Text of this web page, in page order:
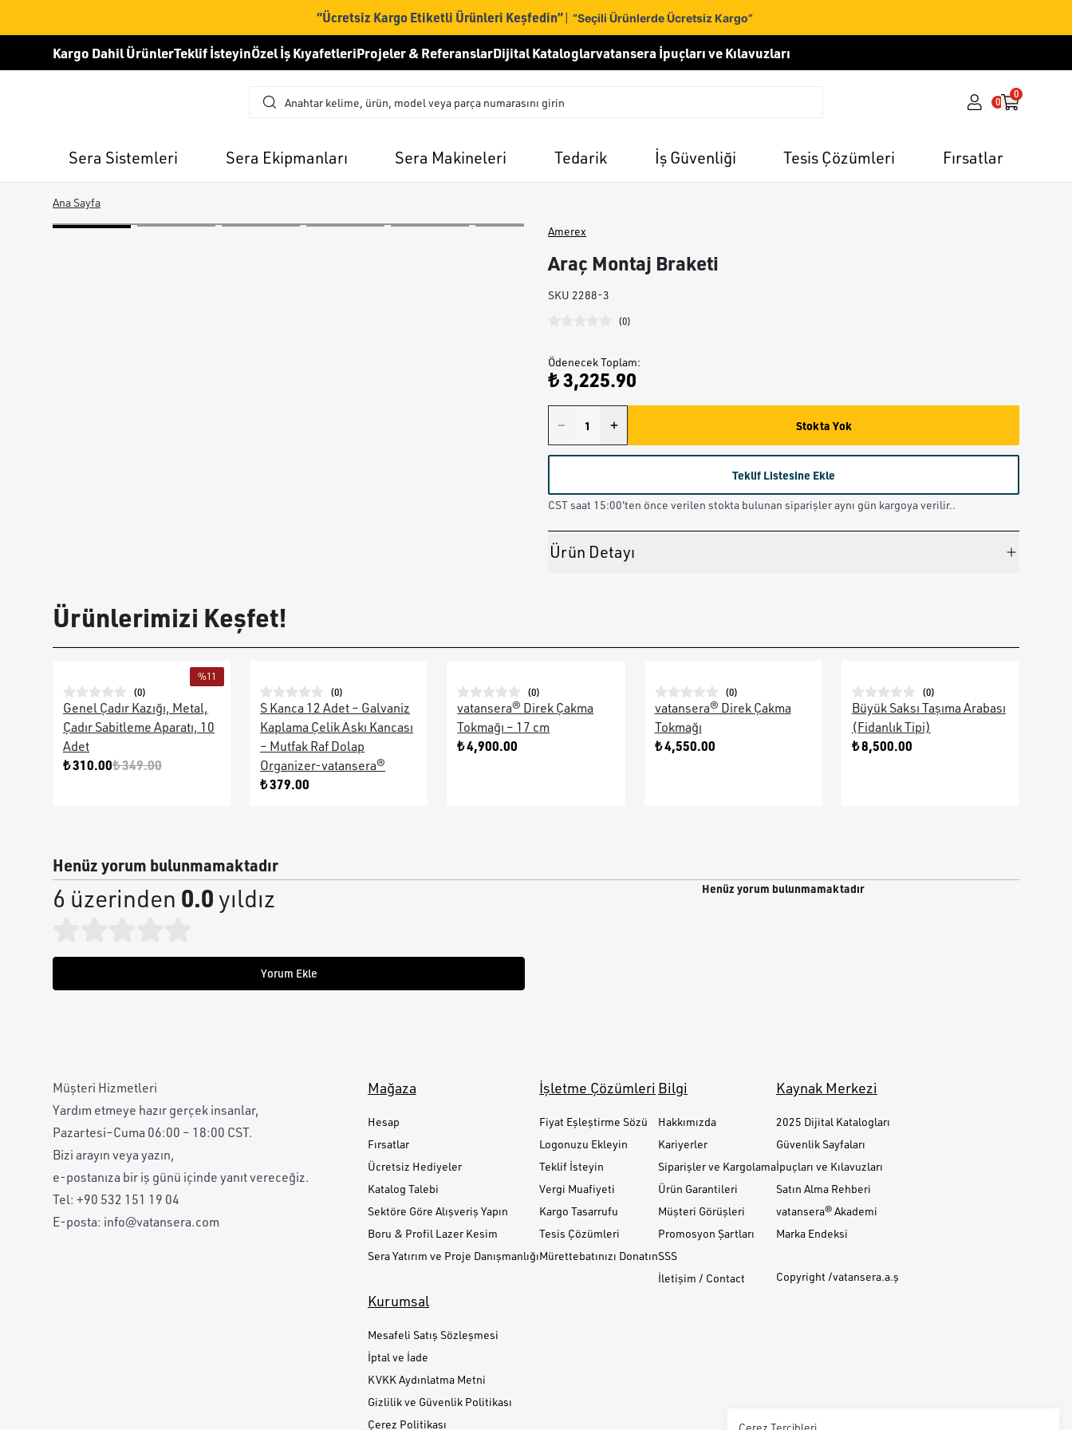
Çerez Tercihleri
“Ücretsiz Kargo Etiketli Ürünleri Keşfedin”| “Seçili Ürünlerde Ücretsiz Kargo”
Kargo Dahil ÜrünlerTeklif İsteyinÖzel İş KıyafetleriProjeler & ReferanslarDijital Kataloglarvatansera İpuçları ve Kılavuzları
0
0
Sera Sistemleri Sera Ekipmanları Sera Makineleri Tedarik İş Güvenliği Tesis Çözümleri Fırsatlar
Ana Sayfa
Amerex
Araç Montaj Braketi
SKU 2288-3
(0)
Ödenecek Toplam:
₺ 3,225.90
Stokta Yok
Teklif Listesine Ekle
CST saat 15:00'ten önce verilen stokta bulunan siparişler aynı gün kargoya verilir..
Ürün Detayı
Ürünlerimizi Keşfet!
%11
(0)
Genel Çadır Kazığı, Metal,
Çadır Sabitleme Aparatı, 10
Adet
₺ 310.00₺ 349.00
(0)
S Kanca 12 Adet – Galvaniz
Kaplama Çelik Askı Kancası
– Mutfak Raf Dolap
Organizer-vatansera®
₺ 379.00
(0)
vatansera® Direk Çakma
Tokmağı – 17 cm
₺ 4,900.00
(0)
vatansera® Direk Çakma
Tokmağı
₺ 4,550.00
(0)
Büyük Saksı Taşıma Arabası
(Fidanlık Tipi)
₺ 8,500.00
Henüz yorum bulunmamaktadır
6 üzerinden 0.0yıldız
Yorum Ekle
Henüz yorum bulunmamaktadır
Müşteri Hizmetleri
Yardım etmeye hazır gerçek insanlar,
Pazartesi–Cuma 06:00 – 18:00 CST.
Bizi arayın veya yazın,
e-postanıza bir iş günü içinde yanıt vereceğiz.
Tel: +90 532 151 19 04
E-posta: info@vatansera.com
Mağaza
Hesap
Fırsatlar
Ücretsiz Hediyeler
Katalog Talebi
Sektöre Göre Alışveriş Yapın
Boru & Profil Lazer Kesim
Sera Yatırım ve Proje Danışmanlığı
İşletme Çözümleri
Fiyat Eşleştirme Sözü
Logonuzu Ekleyin
Teklif İsteyin
Vergi Muafiyeti
Kargo Tasarrufu
Tesis Çözümleri
Mürettebatınızı Donatın
Bilgi
Hakkımızda
Kariyerler
Siparişler ve Kargolama
Ürün Garantileri
Müşteri Görüşleri
Promosyon Şartları
SSS
İletişim / Contact
Kaynak Merkezi
2025 Dijital Katalogları
Güvenlik Sayfaları
İpuçları ve Kılavuzları
Satın Alma Rehberi
vatansera® Akademi
Marka Endeksi
Copyright /vatansera.a.ş
Kurumsal
Mesafeli Satış Sözleşmesi
İptal ve İade
KVKK Aydınlatma Metni
Gizlilik ve Güvenlik Politikası
Çerez Politikası